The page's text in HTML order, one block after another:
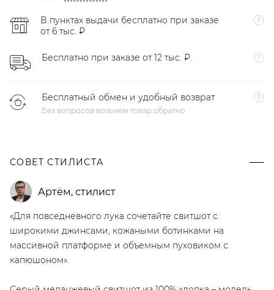
В пунктах выдачи бесплатно при заказе
от 6 тыс. ₽
Бесплатно при заказе от 12 тыс. ₽.
Бесплатный обмен и удобный возврат
Без вопросов возьмем товар обратно
СОВЕТ СТИЛИСТА
Артём, стилист
«Для повседневного лука сочетайте свитшот с
широкими джинсами, кожаными ботинками на
массивной платформе и объемным пуховиком с
капюшоном».